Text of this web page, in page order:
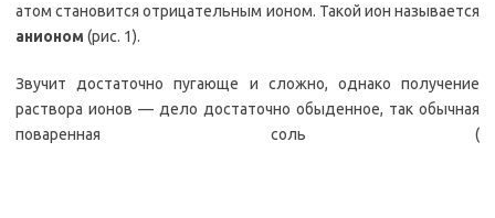
атом становится отрицательным ионом. Такой ион называется
анионом (рис. 1).
Звучит достаточно пугающе и сложно, однако получение
раствора ионов — дело достаточно обыденное, так обычная
поваренная соль (